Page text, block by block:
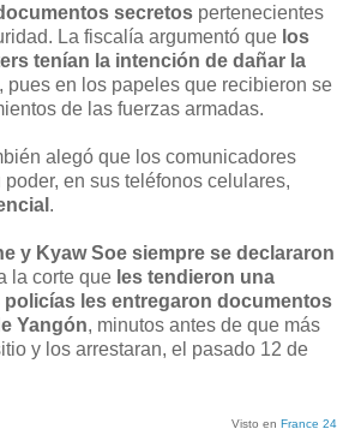
secretos pertenecientes
La fiscalía argumentó que los
tenían la intención de dañar la
, pues en los papeles que recibieron se
de las fuerzas armadas.
alegó que los comunicadores
en sus teléfonos celulares,
.
y Kyaw Soe siempre se declararon
la corte que les tendieron una
policías les entregaron documentos
Yangón, minutos antes de que más
y los arrestaran, el pasado 12 de
Visto en France 24